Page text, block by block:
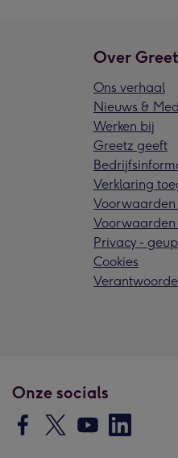
Over
Ons verhaal
Nieuws &
Werken bij
Greetz geeft
Verklaring
Voorwaarden
Voorwaarden
Privacy -
Cookies
Onze socials